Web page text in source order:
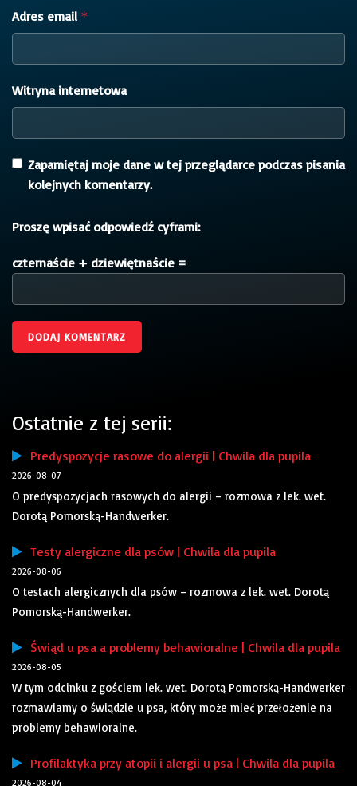
Adres email *
Witryna internetowa
Zapamiętaj moje dane w tej przeglądarce podczas pisania
kolejnych komentarzy.
Proszę wpisać odpowiedź cyframi:
czternaście + dziewiętnaście =
Ostatnie z tej serii:
Predyspozycje rasowe do alergii | Chwila dla pupila
2026-08-07
O predyspozycjach rasowych do alergii – rozmowa z lek. wet.
Dorotą Pomorską-Handwerker.
Testy alergiczne dla psów | Chwila dla pupila
2026-08-06
O testach alergicznych dla psów – rozmowa z lek. wet. Dorotą
Pomorską-Handwerker.
Świąd u psa a problemy behawioralne | Chwila dla pupila
2026-08-05
W tym odcinku z gościem lek. wet. Dorotą Pomorską-Handwerker
rozmawiamy o świądzie u psa, który może mieć przełożenie na
problemy behawioralne.
Profilaktyka przy atopii i alergii u psa | Chwila dla pupila
2026-08-04